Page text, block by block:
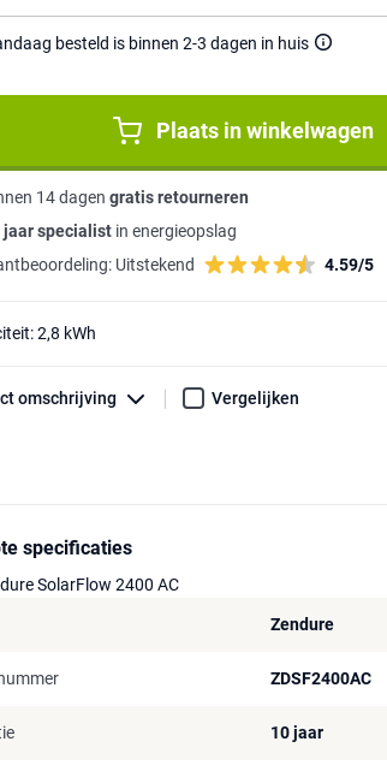
besteld is binnen 2-3 dagen in huis
Plaats in winkelwagen
14 dagen gratis retourneren
jaar specialist in energieopslag
Uitstekend 4.59/5
2,8 kWh
omschrijving Vergelijken
specificaties
SolarFlow 2400 AC
Zendure
ZDSF2400AC
10 jaar